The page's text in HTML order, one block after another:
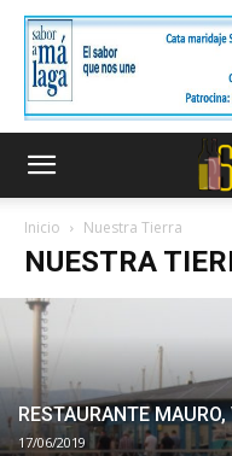
Inicio Nuestra Tierra
NUESTRA
RESTAURANTE
17/06/2019